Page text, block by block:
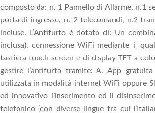
composto da: n. 1 Pannello di Allarme, n.1
porta di ingresso, n. 2 telecomandi, n.2
incluse. L’Antifurto è dotato di: Un
inclusa), connessione WiFi mediante il
tastiera touch screen e di display TFT a
gestire l’antifurto tramite: A. App
utilizzata in modalità internet WiFi oppure
ed innovativo l’inserimento ed il
telefonico (con diverse lingue tra cui